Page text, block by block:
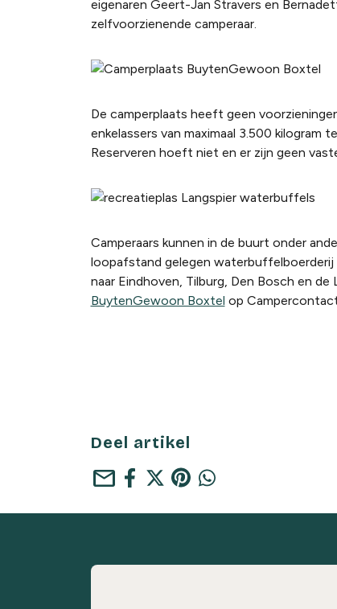
eigenaren Geert-Jan Stravers en
zelfvoorzienende camperaar.
De camperplaats heeft geen
enkelassers van maximaal 3.500 kilogram
Reserveren hoeft niet en er zijn geen
Camperaars kunnen in de buurt onder
loopafstand gelegen
naar Eindhoven, Tilburg, Den Bosch en
BuytenGewoon Boxtel op
Deel artikel
mail